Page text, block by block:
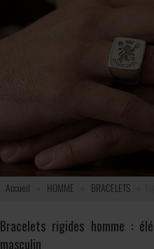
Accueil HOMME BRACELETS
Bracelets rigides homme :
masculin